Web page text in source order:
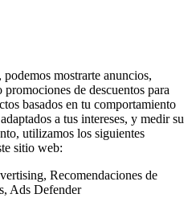
mostrarte anuncios,
de descuentos para
basados en tu comportamiento
a tus intereses, y medir su
utilizamos los siguientes
sitio web:
Recomendaciones de
Ads Defender